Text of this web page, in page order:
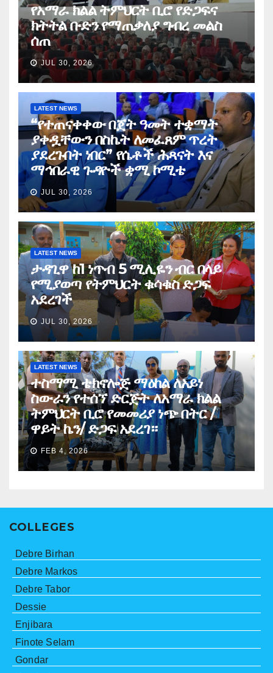
የአማራ ክልል ትምህርት ቢሮ የድጋፍና
ክትትል ቡድን የማጠቃለያ ግብረ መልስ
ሰጠ
JUL 30, 2026
LATEST NEWS
“የተጠናቀቀው በጀት ዓመት ተቋማት
ያቀዷቸውን በስኬት ለመፈጸም ጥረት
ያደረጉበት ነበር” የሴቶች ሕጻናት እና
ማኅበራዊ ጉዳዮች ቋሚ ኮሚቴ
JUL 30, 2026
LATEST NEWS
ታዳጊዋ ከ1 ነጥብ 5 ሚሊዬን ብር በላይ
የሚያወጣ የትምህርት ቁሳቁስ ድጋፍ
አደረገች
JUL 30, 2026
LATEST NEWS
ተስማሚ ቴክኖሎጅ ማዕከል ለአይነ
ስውራን የተሰኘ ድርጅት ለአማራ ክልል
ትምህርት ቢሮ የመመሪያ ነጭ በትር /
ዋይት ኬን/ ድጋፍ አደረገ።
FEB 4, 2026
COLLEGES
Debre Birhan
Debre Markos
Debre Tabor
Dessie
Enjibara
Finote Selam
Gondar